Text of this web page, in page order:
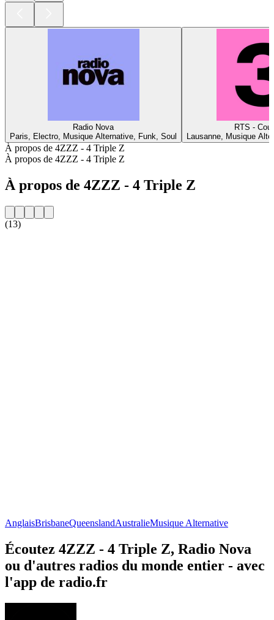
Radio Nova
Paris, Electro, Musique Alternative, Funk, Soul
RTS -
Lausanne, Musique
À propos de 4ZZZ - 4 Triple Z
À propos de 4ZZZ - 4 Triple Z
À propos de 4ZZZ - 4 Triple Z
(13)
AnglaisBrisbaneQueenslandAustralieMusique Alternative
Écoutez 4ZZZ - 4 Triple Z, Radio Nova
ou d'autres radios du monde entier - avec
l'app de radio.fr